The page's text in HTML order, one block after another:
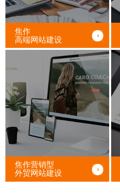
焦作
高端网站建设
焦作营销型
外贸网站建设